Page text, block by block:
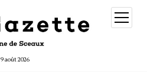
9 août 2026
ouvrir
menu